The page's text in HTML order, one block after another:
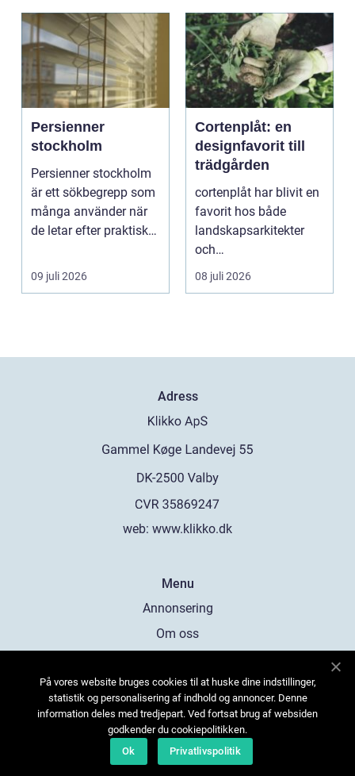
Persienner
stockholm
Persienner stockholm
är ett sökbegrepp som
många använder när
de letar efter praktiska
09 juli 2026
Cortenplåt: en
designfavorit till
trädgården
cortenplåt har blivit en
favorit hos både
landskapsarkitekter
och
trädgårdsentusiaster.
Det är ett m...
08 juli 2026
Adress
web: www.klikko.dk
Menu
Annonsering
Om oss
Kontakta oss
Sitemap
På vores website bruges cookies til at huske dine indstillinger,
statistik og personalisering af indhold og annoncer. Denne
information deles med tredjepart. Ved fortsat brug af websiden
godkender du cookiepolitikken.
Ok
Privatlivspolitik